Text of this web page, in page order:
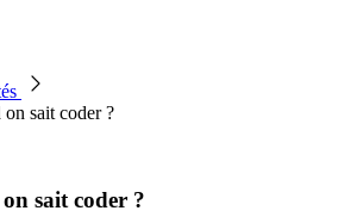
sait coder ?
sait coder ?